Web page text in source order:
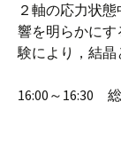
２軸の応力状
響を明らかに
験により，結晶
16:00～16:30